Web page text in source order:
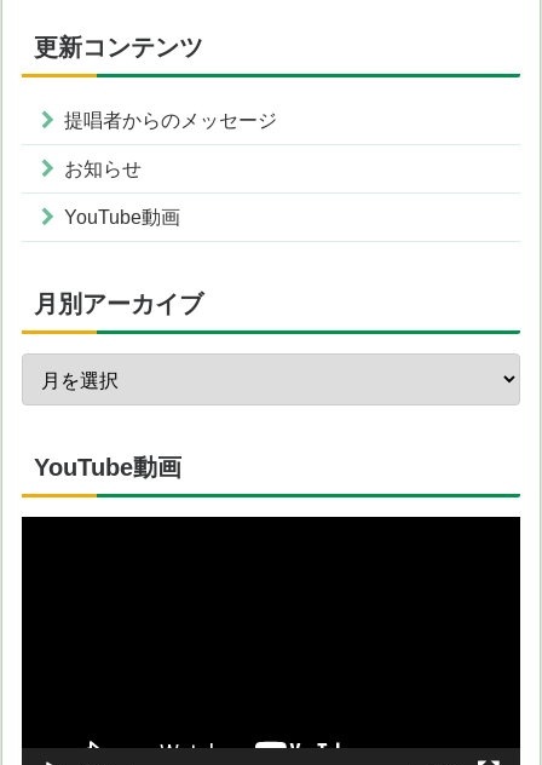
更新コンテンツ
提唱者からのメッセージ
お知らせ
YouTube動画
月別アーカイブ
YouTube動画